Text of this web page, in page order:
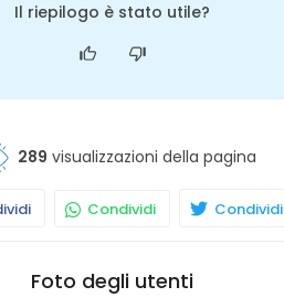
Il riepilogo è stato utile?
289 visualizzazioni della pagina
Condividi Condividi
Foto degli utenti